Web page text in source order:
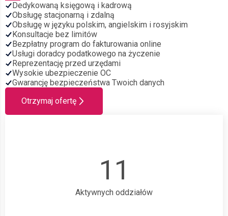
11
Aktywnych oddziałów
Dedykowaną księgową i kadrową
Obsługę stacjonarną i zdalną
Obsługę w języku polskim, angielskim i rosyjskim
Konsultacje bez limitów
Bezpłatny program do fakturowania online
Usługi doradcy podatkowego na życzenie
Reprezentację przed urzędami
Wysokie ubezpieczenie OC
Gwarancję bezpieczeństwa Twoich danych
Otrzymaj ofertę